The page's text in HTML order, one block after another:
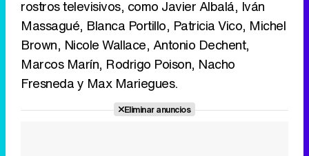
rostros televisivos, como Javier Albalá, Iván
Massagué, Blanca Portillo, Patricia Vico, Michel
Brown, Nicole Wallace, Antonio Dechent,
Marcos Marín, Rodrigo Poison, Nacho
Fresneda y Max Mariegues.
Eliminar anuncios